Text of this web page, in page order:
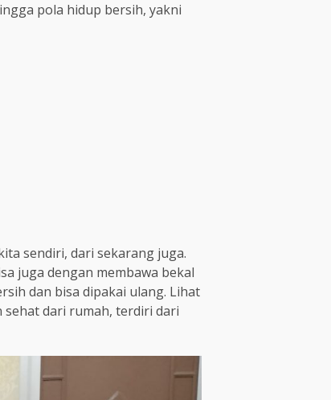
pola hidup bersih, yakni
sendiri, dari sekarang juga.
juga dengan membawa bekal
dan bisa dipakai ulang. Lihat
sehat dari rumah, terdiri dari